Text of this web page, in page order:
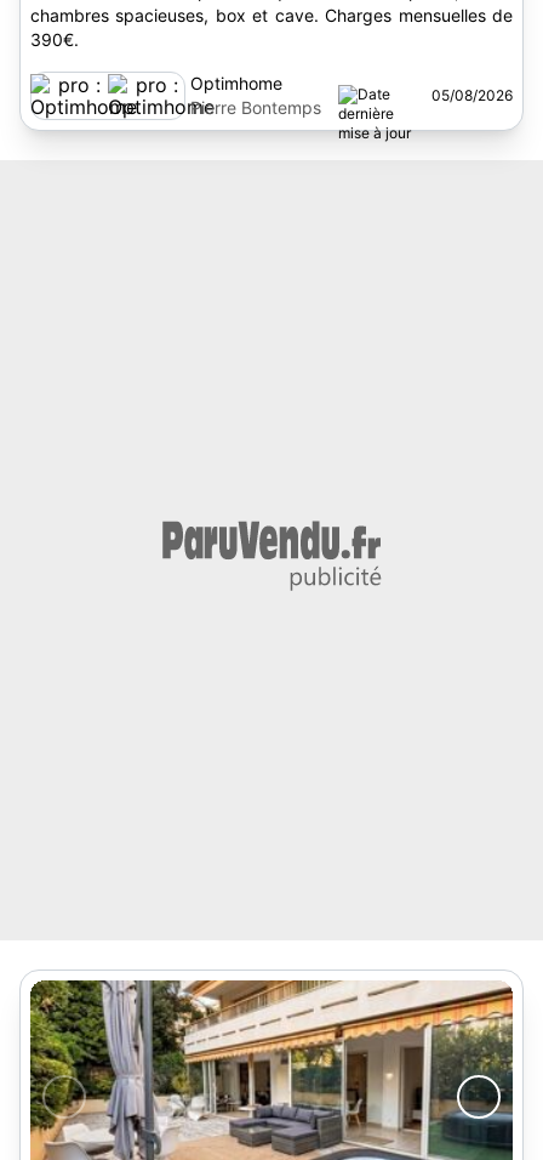
chambres spacieuses, box et cave. Charges mensuelles de
390€.
Optimhome
Pierre Bontemps
05/08/2026